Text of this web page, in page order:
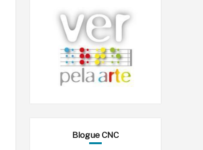
Blogue CNC